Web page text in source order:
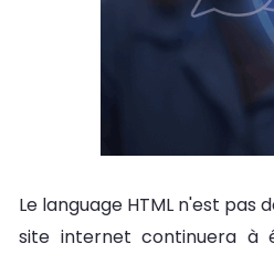
Le language HTML n'est pas
site internet continuera à